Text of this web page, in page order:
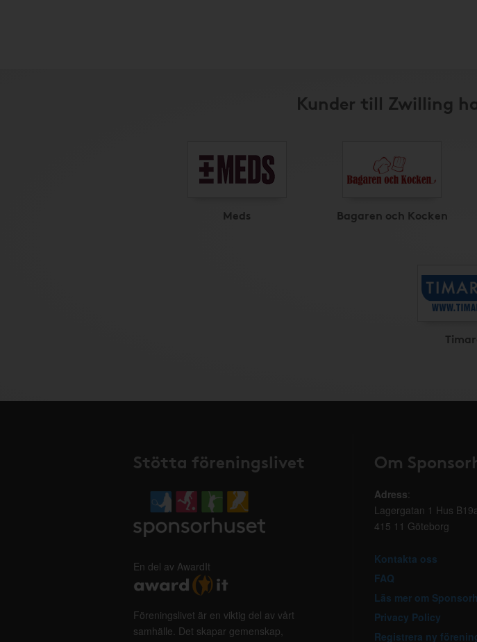
Kunder till Zwilling
Meds Bagaren och Kocken
Stötta föreningslivet
En del av AwardIt
Föreningslivet är en viktig del av vårt
samhälle. Det skapar gemenskap,
Om
Adress:
Lagergatan 1 Hus
415 11 Göteborg
Kontakta oss
FAQ
Läs mer om
Privacy Policy
Registrera ny